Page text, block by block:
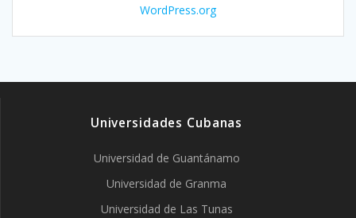
WordPress.org
Universidades Cubanas
Universidad de Guantánamo
Universidad de Granma
Universidad de Las Tunas